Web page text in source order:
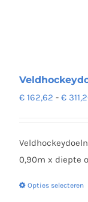
€ 162,62 - €
0,90m x diepte
Opties selecteren